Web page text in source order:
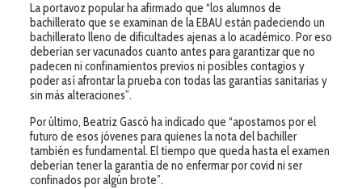
La portavoz popular ha afirmado que “los alumnos de
bachillerato que se examinan de la EBAU están padeciendo un
bachillerato lleno de dificultades ajenas a lo académico. Por eso
deberían ser vacunados cuanto antes para garantizar que no
padecen ni confinamientos previos ni posibles contagios y
poder así afrontar la prueba con todas las garantías sanitarias y
sin más alteraciones”.
Por último, Beatriz Gascó ha indicado que “apostamos por el
futuro de esos jóvenes para quienes la nota del bachiller
también es fundamental. El tiempo que queda hasta el examen
deberían tener la garantía de no enfermar por covid ni ser
confinados por algún brote”.